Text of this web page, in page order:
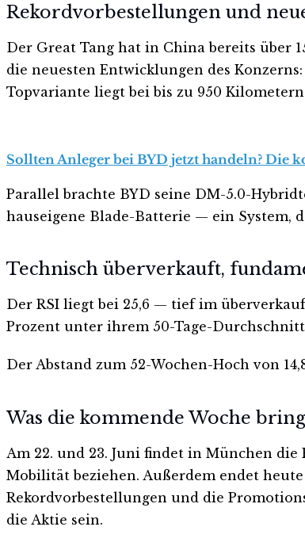
Rekordvorbestellungen und
Der Great Tang hat in China bereits über
die neuesten Entwicklungen des
Topvariante liegt bei bis zu 950 Kilometern
Sollten Anleger bei BYD jetzt handeln? Die
Parallel brachte BYD seine DM-5.0-
hauseigene Blade-Batterie — ein System,
Technisch überverkauft,
Der RSI liegt bei 25,6 — tief im
Prozent unter ihrem 50-Tage-
Der Abstand zum 52-Wochen-Hoch von
Was die kommende Woche
Am 22. und 23. Juni findet in München
Mobilität beziehen. Außerdem endet
Rekordvorbestellungen und die
die Aktie sein.